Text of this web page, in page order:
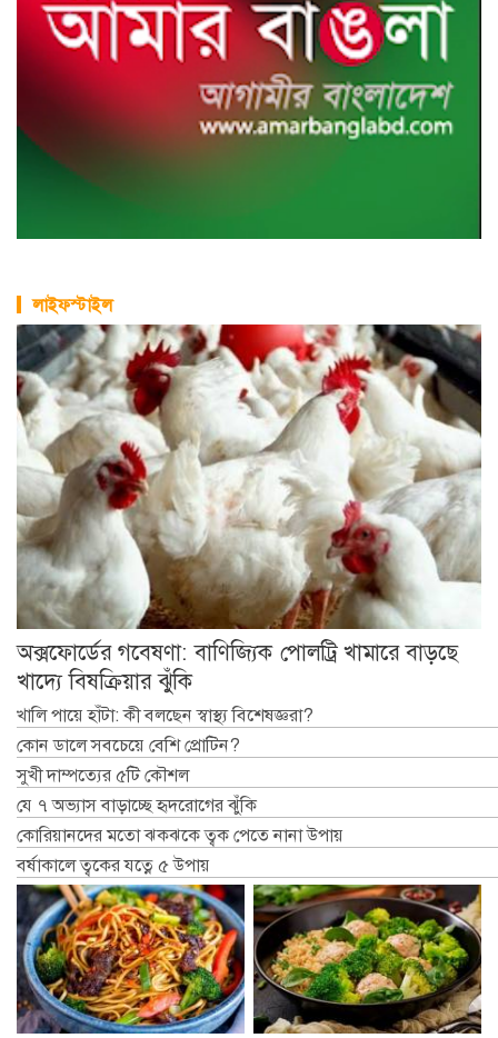
লাইফস্টাইল
অক্সফোর্ডের গবেষণা: বাণিজ্যিক পোলট্রি খামারে বাড়ছে
খাদ্যে বিষক্রিয়ার ঝুঁকি
খালি পায়ে হাঁটা: কী বলছেন স্বাস্থ্য বিশেষজ্ঞরা?
কোন ডালে সবচেয়ে বেশি প্রোটিন?
সুখী দাম্পত্যের ৫টি কৌশল
যে ৭ অভ্যাস বাড়াচ্ছে হৃদরোগের ঝুঁকি
কোরিয়ানদের মতো ঝকঝকে ত্বক পেতে নানা উপায়
বর্ষাকালে ত্বকের যত্নে ৫ উপায়
বিফ নুডলস বানাতে চান? জেনে
নিন সহজ রেসিপি
আর কোন খাবার এড়িয়ে চলবেন?
বিনোদন